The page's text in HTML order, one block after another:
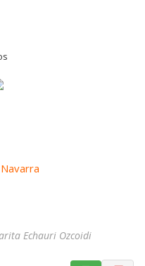
Echauri Ozcoidi